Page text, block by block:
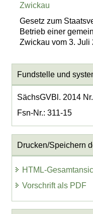
Zwickau
Gesetz zum
Betrieb einer
Zwickau vom 3. Juli
Fundstelle und
SächsGVBl. 2014
Fsn-Nr.: 311-15
Drucken/Speichern
HTML-
Vorschrift als PDF